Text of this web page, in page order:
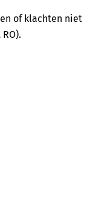
of klachten niet